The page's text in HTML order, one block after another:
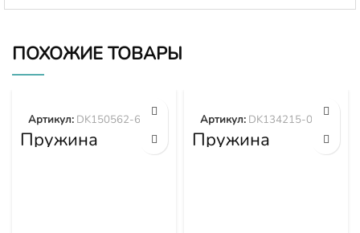
ПОХОЖИЕ ТОВАРЫ
Пружина
DK150562-6200
Артикул: DK150562-6200
Пружина
DK134215-0700
Артикул: DK134215-0700